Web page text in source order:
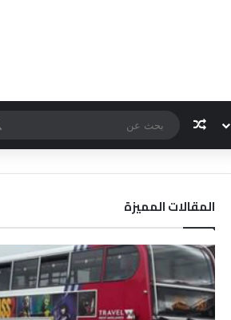
مقال عشوائي
المقالات المميزة
د
ل
ي
ل